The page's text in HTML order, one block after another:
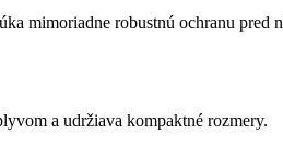
mimoriadne robustnú ochranu pred
a udržiava kompaktné rozmery.